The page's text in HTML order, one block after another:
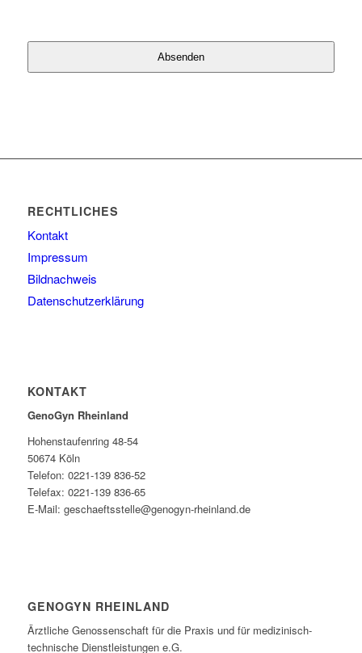
Absenden
RECHTLICHES
Kontakt
Impressum
Bildnachweis
Datenschutzerklärung
KONTAKT
GenoGyn Rheinland
Hohenstaufenring 48-54
50674 Köln
Telefon: 0221-139 836-52
Telefax: 0221-139 836-65
E-Mail: geschaeftsstelle@genogyn-rheinland.de
GENOGYN RHEINLAND
Ärztliche Genossenschaft für die Praxis und für medizinisch-
technische Dienstleistungen e.G.